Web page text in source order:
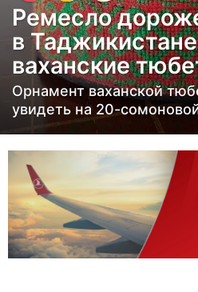
д
а
н
а
з
д
г
о
д
а
Ремесло
в
ваханские
Орнамент ваханской
увидеть на 20-